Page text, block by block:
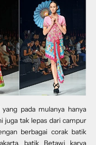
pada mulanya hanya
juga tak lepas dari campur
berbagai corak batik
batik Betawi karya